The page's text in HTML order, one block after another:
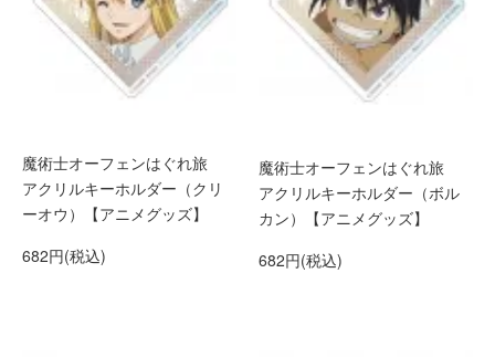
魔術士オーフェンはぐれ旅
アクリルキーホルダー（クリ
ーオウ）【アニメグッズ】
682円(税込)
魔術士オーフェンはぐれ旅
アクリルキーホルダー（ボル
カン）【アニメグッズ】
682円(税込)